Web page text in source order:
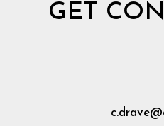
GET